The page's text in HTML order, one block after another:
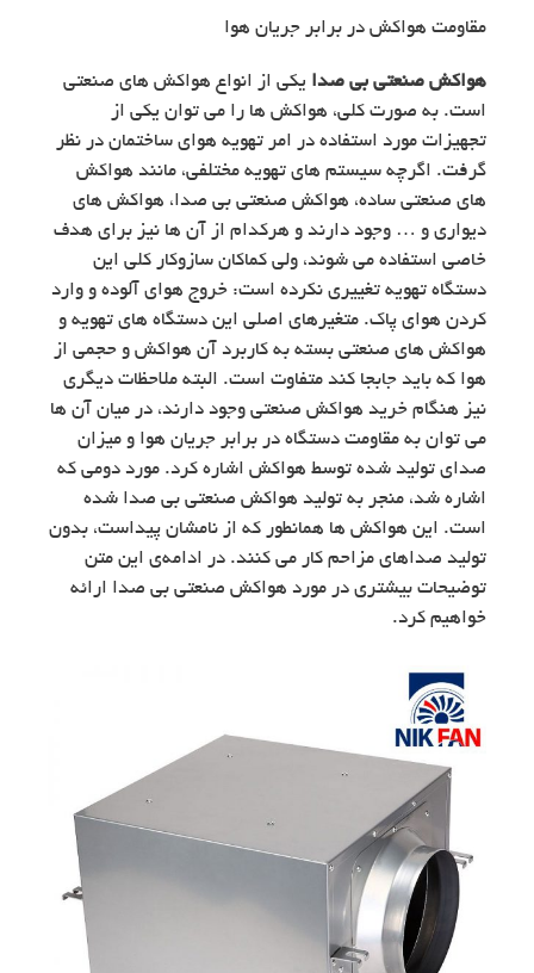
مقاومت هواکش در برابر جریان هوا
هواکش صنعتی بی صدا یکی از انواع هواکش های صنعتی
است. به صورت کلی، هواکش ها را می توان یکی از
تجهیزات مورد استفاده در امر تهویه هوای ساختمان در نظر
گرفت. اگرچه سیستم های تهویه مختلفی،‌ مانند هواکش
های صنعتی ساده، هواکش صنعتی بی صدا، هواکش های
دیواری و … وجود دارند و هرکدام از آن ها نیز برای هدف
خاصی استفاده می شوند، ولی کماکان سازوکار کلی این
دستگاه تهویه تغییری نکرده است: خروج هوای آلوده و وارد
کردن هوای پاک. متغیرهای اصلی این دستگاه های تهویه و
هواکش های صنعتی بسته به کاربرد آن هواکش و حجمی از
هوا که باید جابجا کند متفاوت است. البته ملاحظات دیگری
نیز هنگام خرید هواکش صنعتی وجود دارند، در میان آن ها
می توان به مقاومت دستگاه در برابر جریان هوا و میزان
صدای تولید شده توسط هواکش اشاره کرد. مورد دومی که
اشاره شد، منجر به تولید هواکش صنعتی بی صدا شده
است. این هواکش ها همانطور که از نامشان پیداست،‌ بدون
تولید صداهای مزاحم کار می کنند. در ادامه‌ی این متن
توضیحات بیشتری در مورد هواکش صنعتی بی صدا ارائه
خواهیم کرد.